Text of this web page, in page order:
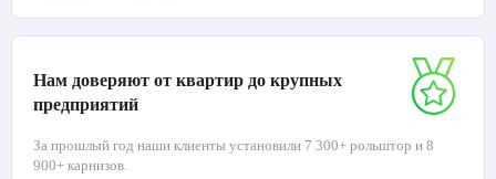
Нам доверяют от квартир до крупных
предприятий
За прошлый год наши клиенты установили 7 300+ рольштор и 8
900+ карнизов.